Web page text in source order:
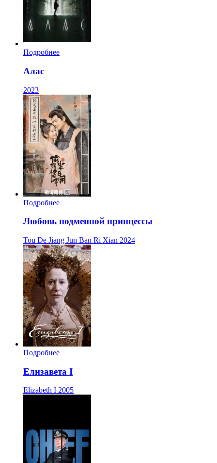
Подробнее
Алас
2023
Подробнее
Любовь подменной принцессы
Tou De Jiang Jun Ban Ri Xian 2024
Подробнее
Елизавета I
Elizabeth I 2005